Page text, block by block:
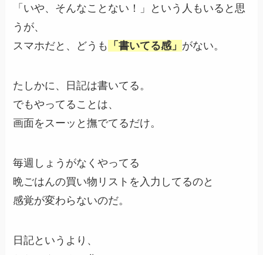
「いや、そんなことない！」という人もいると思
うが、
スマホだと、どうも
「書いてる感」 がない。
たしかに、日記は書いてる。
でもやってることは、
画面をスーッと撫でてるだけ。
毎週しょうがなくやってる
晩ごはんの買い物リストを入力してるのと
感覚が変わらないのだ。
日記というより、